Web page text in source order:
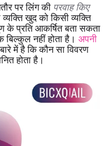
पर लिंग की परवाह किए
खुद को किसी व्यक्ति
के प्रति आकर्षित बता सकता
नहीं होता है। अपनी
में है कि कौन सा विवरण
होता है।